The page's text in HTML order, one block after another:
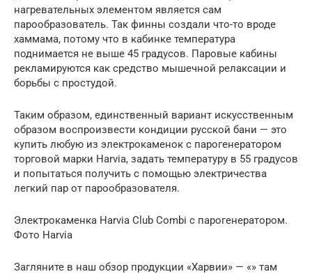
нагревательных элементом является сам
парообразователь. Так финны создали что-то вроде
хаммама, потому что в кабинке температура
поднимается не выше 45 градусов. Паровые кабины
рекламируются как средство мышечной релаксации и
борьбы с простудой.
Таким образом, единственный вариант искусственным
образом воспроизвести кондиции русской бани — это
купить любую из электрокаменок с парогенератором
торговой марки Harvia, задать температуру в 55 градусов
и попытаться получить с помощью электричества
легкий пар от парообразователя.
Электрокаменка Harvia Club Combi с парогенератором.
Фото Harvia
Загляните в наш обзор продукции «Харвии» — «» там